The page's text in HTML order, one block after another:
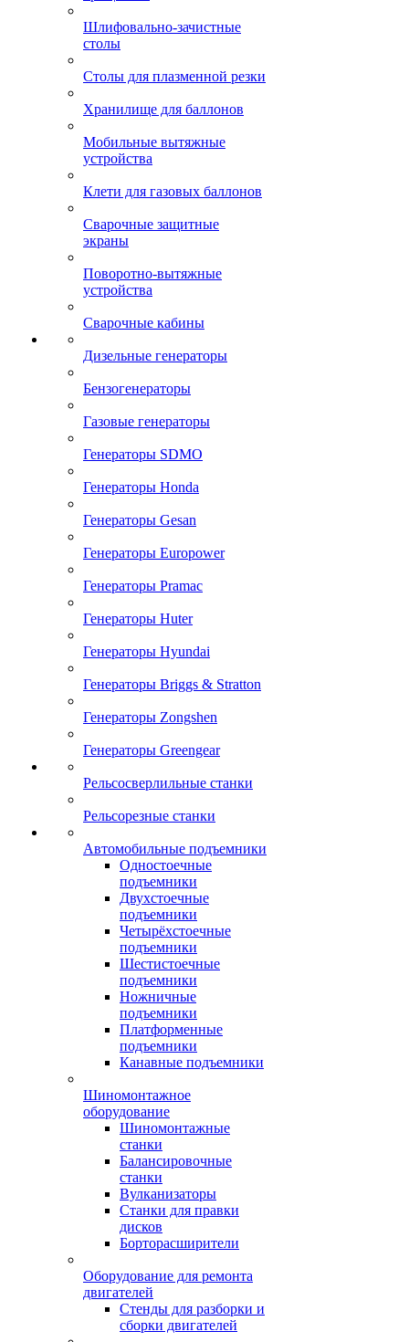
Шлифовально-зачистные
столы
Столы для плазменной резки
Хранилище для баллонов
Мобильные вытяжные
устройства
Клети для газовых баллонов
Сварочные защитные
экраны
Поворотно-вытяжные
устройства
Сварочные кабины
Дизельные генераторы
Бензогенераторы
Газовые генераторы
Генераторы SDMO
Генераторы Honda
Генераторы Gesan
Генераторы Europower
Генераторы Pramac
Генераторы Huter
Генераторы Hyundai
Генераторы Briggs & Stratton
Генераторы Zongshen
Генераторы Greengear
Рельсосверлильные станки
Рельсорезные станки
Автомобильные подъемники
Одностоечные
подъемники
Двухстоечные
подъемники
Четырёхстоечные
подъемники
Шестистоечные
подъемники
Ножничные
подъемники
Платформенные
подъемники
Канавные подъемники
Шиномонтажное
оборудование
Шиномонтажные
станки
Балансировочные
станки
Вулканизаторы
Станки для правки
дисков
Борторасширители
Оборудование для ремонта
двигателей
Стенды для разборки и
сборки двигателей